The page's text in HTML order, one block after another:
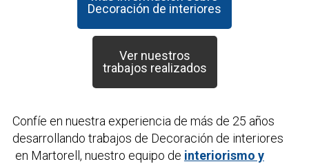
Decoración de interiores
Ver nuestros
trabajos realizados
Confíe en nuestra experiencia de más de 25 años
desarrollando trabajos de Decoración de interiores
en Martorell, nuestro equipo de interiorismo y